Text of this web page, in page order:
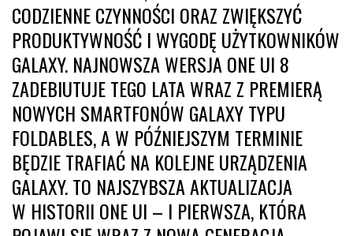
CODZIENNE CZYNNOŚCI ORAZ ZWIĘKSZYĆ
PRODUKTYWNOŚĆ I WYGODĘ UŻYTKOWNIKÓW
GALAXY. NAJNOWSZA WERSJA ONE UI 8
ZADEBIUTUJE TEGO LATA WRAZ Z PREMIERĄ
NOWYCH SMARTFONÓW GALAXY TYPU
FOLDABLES, A W PÓŹNIEJSZYM TERMINIE
BĘDZIE TRAFIAĆ NA KOLEJNE URZĄDZENIA
GALAXY. TO NAJSZYBSZA AKTUALIZACJA
W HISTORII ONE UI – I PIERWSZA, KTÓRA